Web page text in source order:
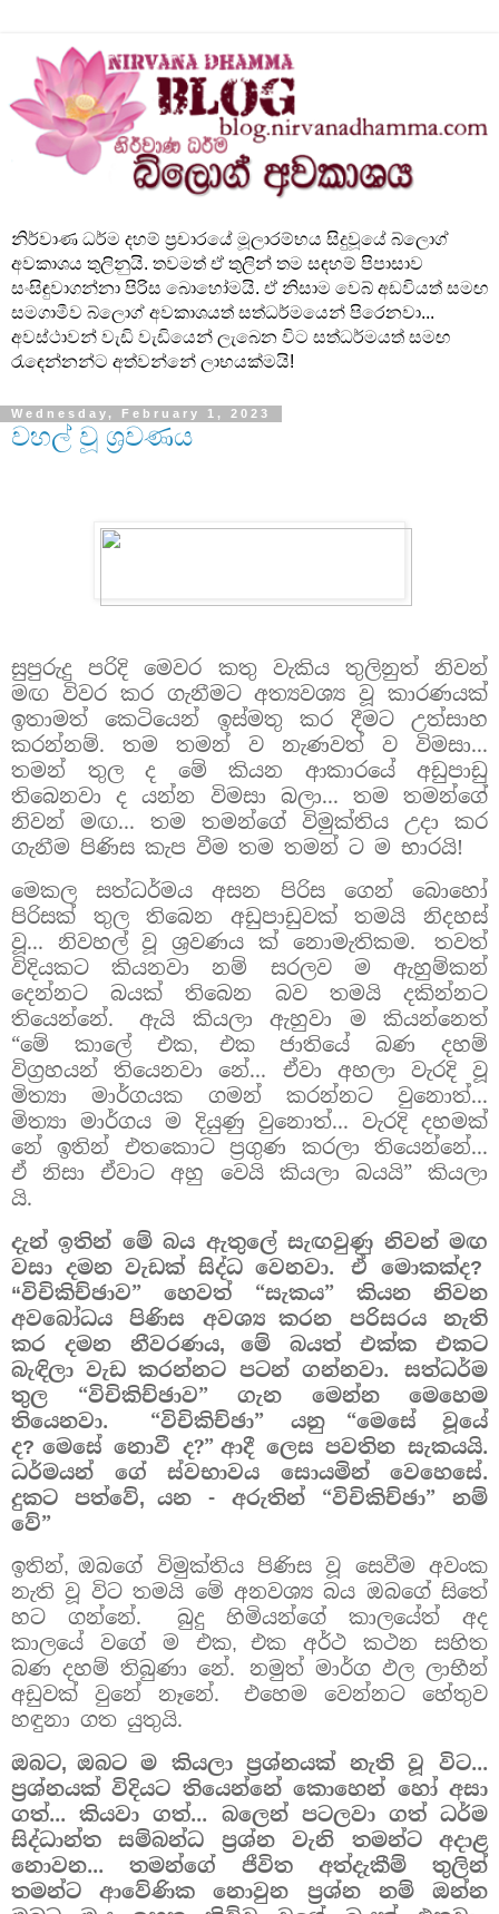
නිර්වාණ ධර්ම දහම් ප්‍රචාරයේ මූලාරම්භය සිදුවූයේ බ්ලොග්
අවකාශය තුලිනුයි. තවමත් ඒ තුලින් තම සඳහම් පිපාසාව
සංසිඳුවාගන්නා පිරිස බොහෝමයි. ඒ නිසාම වෙබ් අඩවියත් සමඟ
සමගාමීව බ්ලොග් අවකාශයත් සත්ධර්මයෙන් පිරෙනවා...
අවස්ථාවන් වැඩි වැඩියෙන් ලැබෙන විට සත්ධර්මයත් සමඟ
රැඳෙන්නන්ට අත්වන්නේ ලාභයක්මයි!
Wednesday, February 1, 2023
වහල් වූ ශ්‍රවණය
සුපුරුදු පරිදි මෙවර කතු වැකිය තුලිනුත් නිවන්
මඟ විවර කර ගැනීමට අත්‍යවශ්‍ය වූ කාරණයක්
ඉතාමත් කෙටියෙන් ඉස්මතු කර දීමට උත්සාහ
කරන්නම්. තම තමන් ව නැණවත් ව විමසා...
තමන් තුල ද මේ කියන ආකාරයේ අඩුපාඩු
තිබෙනවා ද යන්න විමසා බලා... තම තමන්ගේ
නිවන් මඟ... තම තමන්ගේ විමුක්තිය උදා කර
ගැනීම පිණිස කැප වීම තම තමන් ට ම භාරයි!
මෙකල සත්ධර්මය අසන පිරිස ගෙන් බොහෝ
පිරිසක් තුල තිබෙන අඩුපාඩුවක් තමයි නිදහස්
වූ... නිවහල් වූ ශ්‍රවණය ක් නොමැතිකම.
තවත්
විදියකට කියනවා නම් සරලව ම ඇහුම්කන්
දෙන්නට බයක් තිබෙන බව තමයි දකින්නට
තියෙන්නේ.
ඇයි කියලා ඇහුවා ම කියන්නෙත්
“මේ කාලේ එක, එක ජාතියේ බණ දහම්
විග්‍රහයන් තියෙනවා නේ... ඒවා අහලා වැරදි වූ
මිත්‍යා මාර්ගයක ගමන් කරන්නට වුනොත්...
මිත්‍යා මාර්ගය ම දියුණු වුනොත්... වැරදි දහමක්
නේ ඉතින් එතකොට ප්‍රගුණ කරලා තියෙන්නේ...
ඒ නිසා ඒවාට අහු වෙයි කියලා බයයි” කියලා
යි.
දැන් ඉතින් මේ බය ඇතුලේ සැඟවුණු නිවන් මඟ
වසා දමන වැඩක් සිද්ධ වෙනවා.
ඒ මොකක්ද?
“විචිකිච්ඡාව” හෙවත් “සැකය” කියන නිවන
අවබෝධය පිණිස අවශ්‍ය කරන පරිසරය නැති
කර දමන නීවරණය, මේ බයත් එක්ක එකට
බැඳිලා වැඩ කරන්නට පටන් ගන්නවා.
සත්ධර්ම
තුල “විචිකිච්ඡාව” ගැන මෙන්න මෙහෙම
තියෙනවා.
“විචිකිච්ඡා” යනු
“මෙසේ වූයේ
ද? මෙසේ නොවී ද?” ආදී ලෙස පවතින සැකයයි.
ධර්මයන් ගේ ස්වභාවය සොයමින් වෙහෙසේ.
දුකට පත්වේ, යන - අරුතින් “විචිකිච්ඡා” නම්
වේ”
ඉතින්,ඔබගේ විමුක්තිය පිණිස වූ සෙවීම අවංක
නැති වූ විට තමයි මේ අනවශ්‍ය බය ඔබගේ සිතේ
හට ගන්නේ.
බුදු හිමියන්ගේ කාලයේත් අද
කාලයේ වගේ ම එක, එක අර්ථ කථන සහිත
බණ දහම් තිබුණා නේ. නමුත් මාර්ග ඵල ලාභීන්
අඩුවක් වුනේ නෑනේ.
එහෙම වෙන්නට හේතුව
හඳුනා ගත යුතුයි.
ඔබට, ඔබට ම කියලා ප්‍රශ්නයක් නැති වූ විට...
ප්‍රශ්නයක් විදියට තියෙන්නේ කොහෙන් හෝ අසා
ගත්... කියවා ගත්... බලෙන් පටලවා ගත් ධර්ම
සිද්ධාන්ත සම්බන්ධ ප්‍රශ්න වැනි තමන්ට අදාළ
නොවන... තමන්ගේ ජීවිත අත්දැකීම් තුලින්
තමන්ට ආවේණික නොවුන ප්‍රශ්න නම් ඔන්න